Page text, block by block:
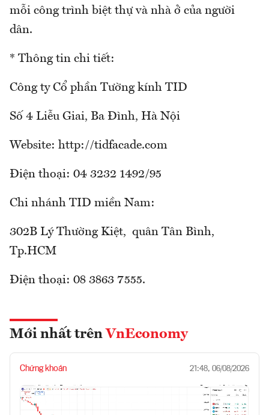
mỗi công trình biệt thự và nhà ở của người
dân.
* Thông tin chi tiết:
Công ty Cổ phần Tường kính TID
Số 4 Liễu Giai, Ba Đình, Hà Nội
Website: http://tidfacade.com
Điện thoại: 04 3232 1492/95
Chi nhánh TID miền Nam:
302B Lý Thường Kiệt, quân Tân Bình,
Tp.HCM
Điện thoại: 08 3863 7555.
Mới nhất trên VnEconomy
Chứng khoán 21:48, 06/08/2026